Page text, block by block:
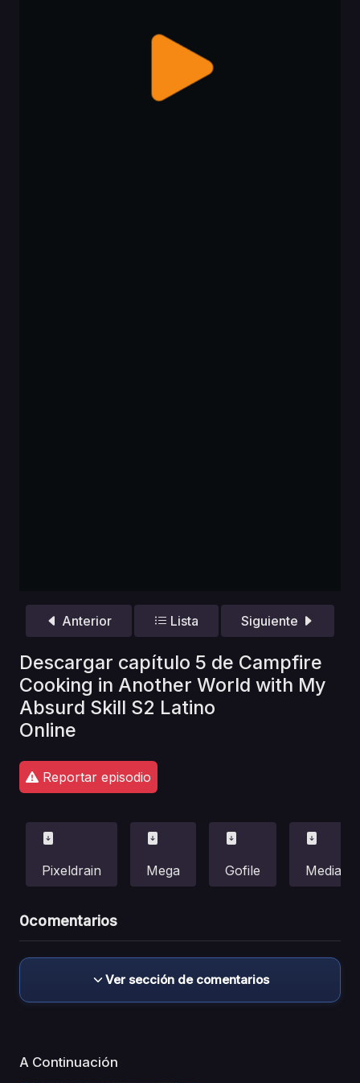
Anterior Lista Siguiente
Descargar capítulo 5 de Campfire
Cooking in Another World with My
Absurd Skill S2 Latino
Online
Reportar episodio
Pixeldrain Mega Gofile
0comentarios
Ver sección de comentarios
A Continuación